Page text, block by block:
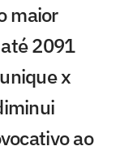
maior
2091
x
ao